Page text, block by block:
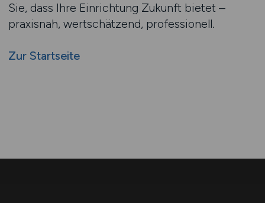
Sie, dass Ihre Einrichtung Zukunft bietet –
praxisnah, wertschätzend, professionell.
Zur Startseite